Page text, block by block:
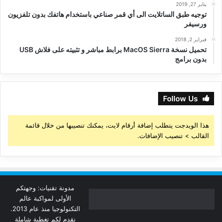
يناير 27, 2019
توجيه طبق الساتلايت الى أي قمر صناعي باستخدام هاتفك بدون تلفزيون
ورسيفر
فبراير 2, 2018
تحميل نسخة MacOS Sierra برابط مباشر و تثبيته على فلاش USB
بدون برامج
Follow Us
هذا الويدجت يتطلب إضافة أرقام لايت، يمكنك تنصيبها من خلال قائمة
القالب > تنصيب الإضافات.
مدونة تقنيات: وجهتكم
الأولى لمواكبة عالم
التكنولوجيا منذ عام 2013.
نقدم لكم تغطية شاملة